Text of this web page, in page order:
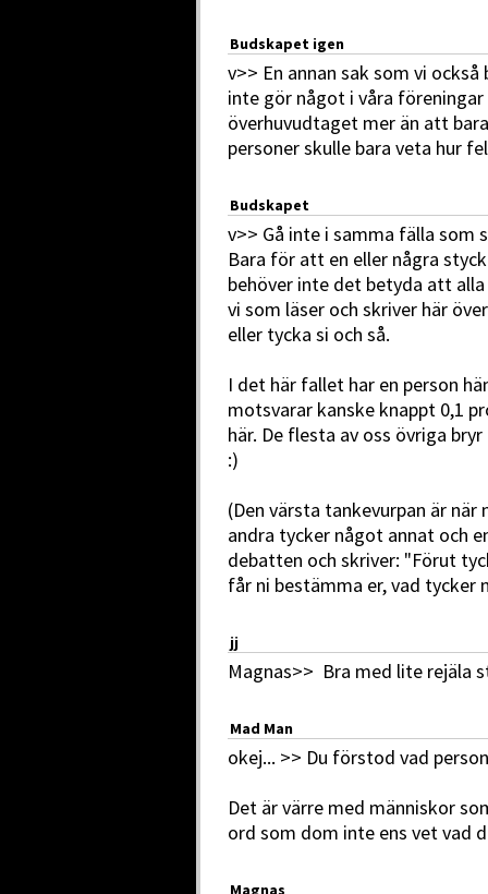
Budskapet igen
v>> En annan sak som vi
inte gör något i våra
överhuvudtaget mer än att
personer skulle bara veta hur
Budskapet
v>> Gå inte i samma fälla som
Bara för att en eller några
behöver inte det betyda att
vi som läser och skriver här
eller tycka si och så.
I det här fallet har en person
motsvarar kanske knappt 0,1
här. De flesta av oss övriga
:)
(Den värsta tankevurpan är
andra tycker något annat och
debatten och skriver: "Förut
får ni bestämma er, vad tycker
jj
Magnas>> Bra med lite rejäla
Mad Man
okej... >> Du förstod vad
Det är värre med människor
ord som dom inte ens vet vad
Magnas